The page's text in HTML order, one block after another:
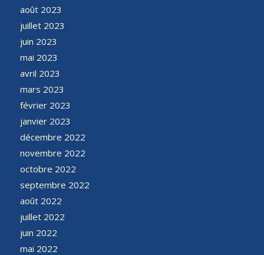
août 2023
juillet 2023
juin 2023
mai 2023
avril 2023
mars 2023
février 2023
janvier 2023
décembre 2022
novembre 2022
octobre 2022
septembre 2022
août 2022
juillet 2022
juin 2022
mai 2022